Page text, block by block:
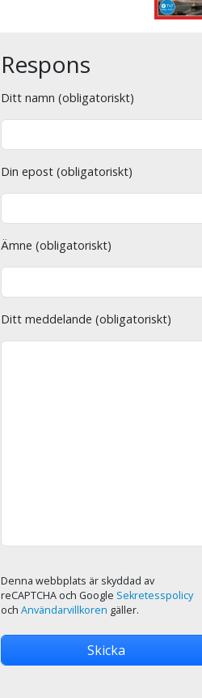
Respons
Ditt namn (obligatoriskt)
Din epost (obligatoriskt)
Ämne (obligatoriskt)
Ditt meddelande (obligatoriskt)
Denna webbplats är skyddad av
reCAPTCHA och Google Sekretesspolicy
och Användarvillkoren gäller.